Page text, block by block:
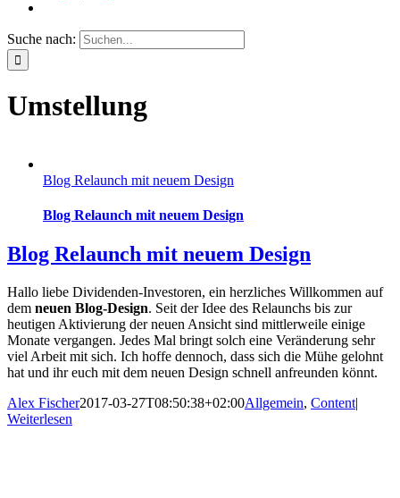
Suche nach:
Umstellung
Blog Relaunch mit neuem Design
Blog Relaunch mit neuem Design
Blog Relaunch mit neuem Design
Hallo liebe Dividenden-Investoren, ein herzliches Willkommen auf
dem neuen Blog-Design. Seit der Idee des Relaunchs bis zur
heutigen Aktivierung der neuen Ansicht sind mittlerweile einige
Monate vergangen. Jedes Mal bringt solch eine Veränderung sehr
viel Arbeit mit sich. Ich hoffe dennoch, dass sich die Mühe gelohnt
hat und ihr euch mit dem neuen Design schnell anfreunden könnt.
Alex Fischer2017-03-27T08:50:38+02:00Allgemein, Content|
Weiterlesen